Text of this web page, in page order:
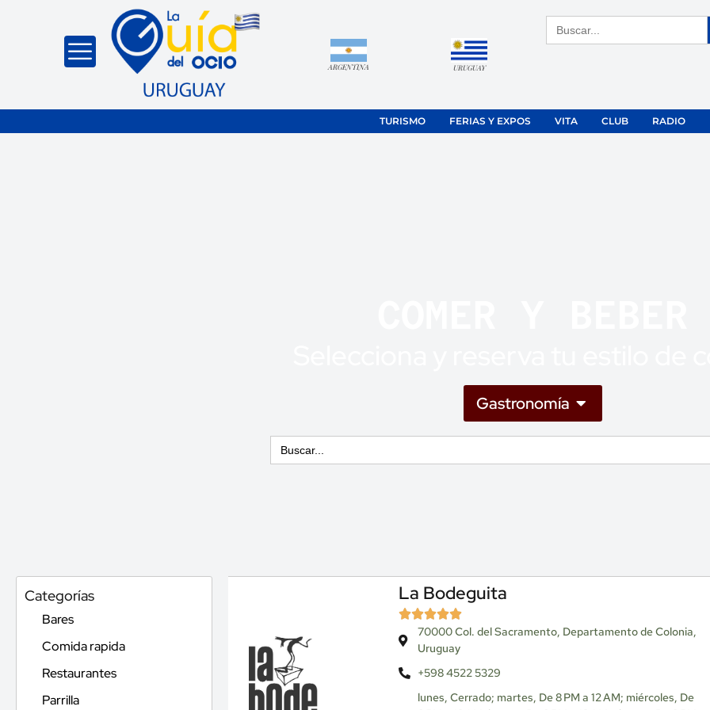
ARGENTINA URUGUAY
Buscar:
TURISMO FERIAS Y EXPOS VITA CLUB RADIO
Gastronomía
Buscar:
Categorías
Bares
Comida rapida
Restaurantes
Parrilla
La Bodeguita
70000 Col. del Sacramento, Departamento de Colonia,
Uruguay
+598 4522 5329
lunes, Cerrado; martes, De 8 PM a 12 AM; miércoles, De